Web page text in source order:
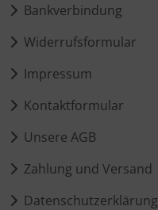
Bankverbindung
Widerrufsformular
Impressum
Kontaktformular
Unsere AGB
Zahlung und Versand
Datenschutzerklärung